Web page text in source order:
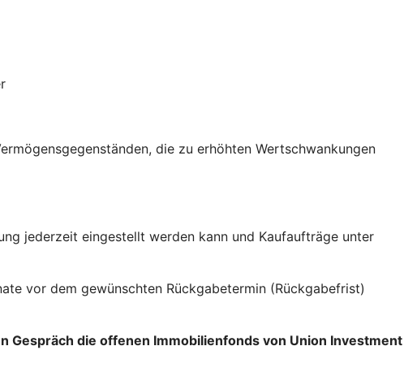
die zu erhöhten Wertschwankungen
jederzeit eingestellt werden kann und Kaufaufträge unter
vor dem gewünschten Rückgabetermin (Rückgabefrist)
Gespräch die offenen Immobilienfonds von Union Investment